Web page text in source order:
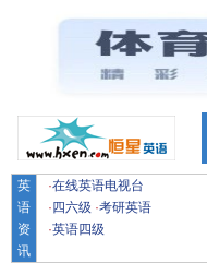
英
语
资
讯
·在线英语电视台
· 四六级 ·考研英语
·英语四级